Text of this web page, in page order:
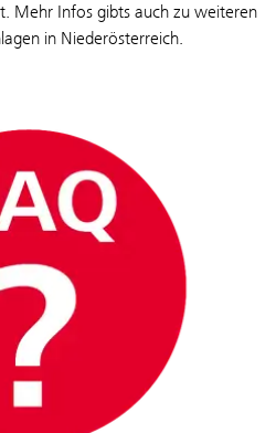
Mehr Infos gibts auch zu weiteren
in Niederösterreich.